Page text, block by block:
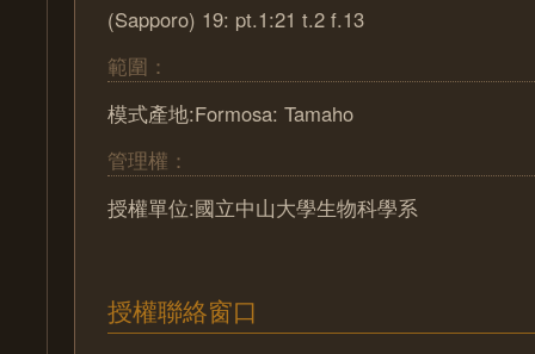
(Sapporo) 19: pt.1:21 t.2 f.13
範圍：
模式產地:Formosa: Tamaho
管理權：
授權單位:國立中山大學生物科學系
授權聯絡窗口